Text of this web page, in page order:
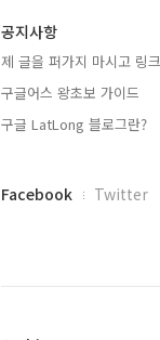
글
공지사항
제 글을 퍼가지 마시고 링
구글어스 왕초보 가이드
구글 LatLong 블로그란?
페
Facebook Twitter